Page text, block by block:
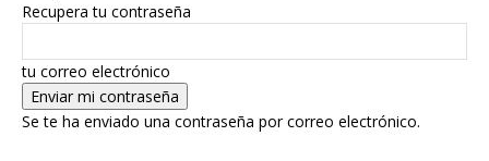
Recupera tu contraseña
tu correo electrónico
Se te ha enviado una contraseña por correo electrónico.